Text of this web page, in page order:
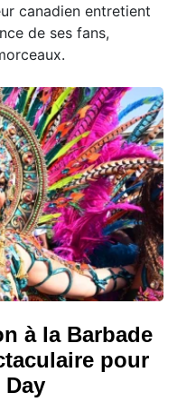
canadien entretient
de ses fans,
à la Barbade
pour